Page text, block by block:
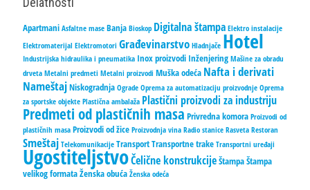
Apartmani Asfaltne mase Banja Bioskop Digitalna štampa Elektro instalacije
Elektromaterijal Elektromotori Građevinarstvo Hladnjače Hotel
Industrijska hidraulika i pneumatika Inox proizvodi Inženjering Mašine za obradu
drveta Metalni predmeti Metalni proizvodi Muška odeća Nafta i derivati
NameštajNiskogradnja Ograde Oprema za automatizaciju proizvodnje Oprema
za sportske objekte Plastična ambalaža Plastični proizvodi za industriju
Predmeti od plastičnih masa Privredna komora Proizvodi od
plastičnih masa Proizvodi od žice Proizvodnja vina Radio stanice Rasveta Restoran
Smeštaj Telekomunikacije TransportTransportne trake Transportni uređaji
UgostiteljstvoČelične konstrukcijeŠtampaŠtampa
velikog formataŽenska obuća Ženska odeća